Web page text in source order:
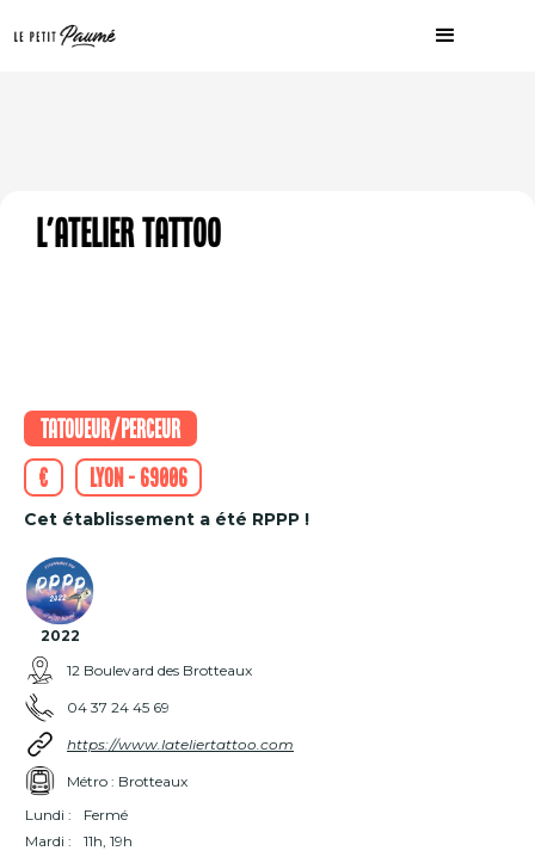
L'Atelier Tattoo
Tatoueur/perceur
€
Lyon - 69006
Cet établissement a été RPPP !
2022
12 Boulevard des Brotteaux
04 37 24 45 69
https://www.lateliertattoo.com
Métro : Brotteaux
Lundi :
Fermé
Mardi :
11h, 19h